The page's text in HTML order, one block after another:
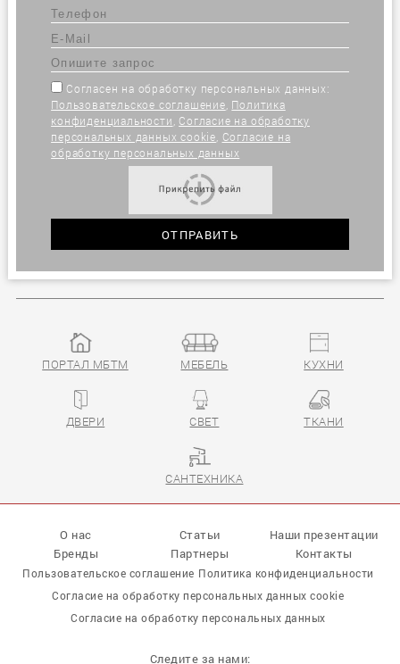
Согласен на обработку персональных данных:
Пользовательское соглашение Политика
конфиденциальности Согласие на обработку
персональных данных cookie Согласие на
обработку персональных данных
ПОРТАЛ МБТМ МЕБЕЛЬ КУХНИ
ДВЕРИ СВЕТ ТКАНИ
САНТЕХНИКА
О нас Статьи
Наши презентации
Бренды
Партнеры Контакты
Пользовательское соглашение Политика конфиденциальности
Согласие на обработку персональных данных cookie
Согласие на обработку персональных данных
Следите за нами: